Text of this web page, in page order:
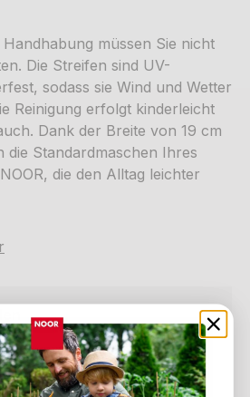
müssen Sie nicht
Die Streifen sind UV-
sodass sie Wind und Wetter
Reinigung erfolgt kinderleicht
Dank der Breite von 19 cm
die Standardmaschen Ihres
die den Alltag leichter